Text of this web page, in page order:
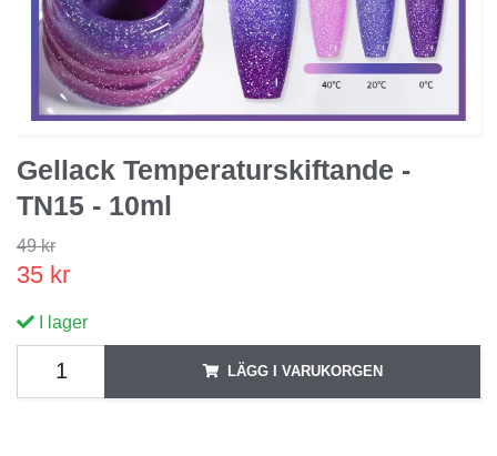
Gellack Temperaturskiftande -
TN15 - 10ml
49 kr
35 kr
I lager
LÄGG I VARUKORGEN